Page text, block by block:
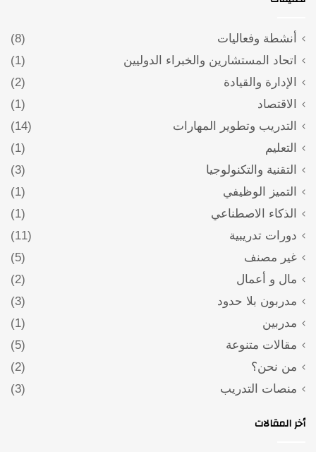
أنشطة وفعاليات
(8)
اتحاد المستشارين والخبراء الدوليين
(1)
الإدارة والقيادة
(2)
الاقتصاد
(1)
التدريب وتطوير المهارات
(14)
التعليم
(1)
التقنية والتكنولوجيا
(3)
التميز الوظيفي
(1)
الذكاء الاصطناعي
(1)
دورات تدريبية
(11)
غير مصنف
(5)
مال و أعمال
(2)
مدربون بلا حدود
(3)
مدربين
(1)
مقالات متنوعة
(5)
من نحن؟
(2)
منصات التدريب
(3)
أخر المقالات